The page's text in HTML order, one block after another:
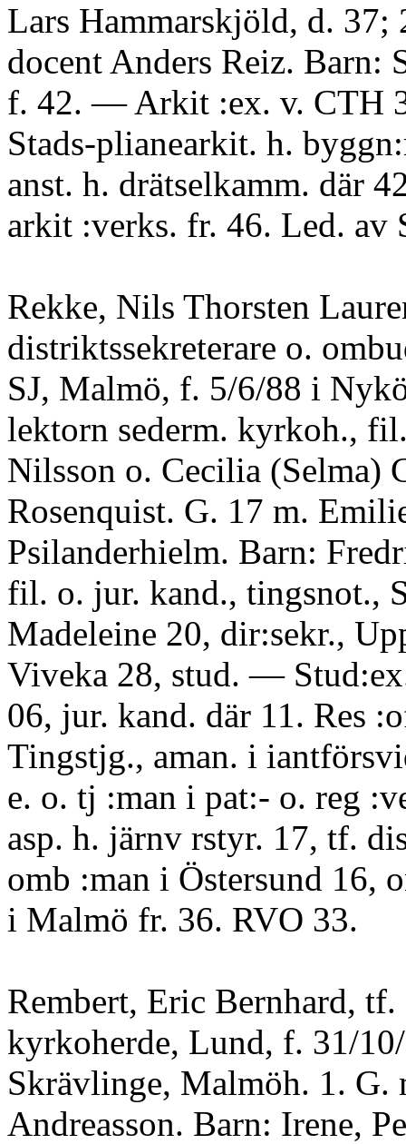
Lars Hammarskjöld, d. 37;
docent Anders Reiz. Barn:
f. 42. — Arkit :ex. v. CTH
Stads-plianearkit. h.
anst. h. drätselkamm. där
arkit :verks. fr. 46. Led. av
Rekke, Nils Thorsten
distriktssekreterare o.
SJ, Malmö, f. 5/6/88 i
lektorn sederm. kyrkoh.,
Nilsson o. Cecilia (Selma)
Rosenquist. G. 17 m.
Psilanderhielm. Barn:
fil. o. jur. kand., tingsnot.,
Madeleine 20, dir:sekr.,
Viveka 28, stud. —
06, jur. kand. där 11. Res
Tingstjg., aman. i
e. o. tj :man i pat:- o. reg
asp. h. järnv rstyr. 17, tf.
omb :man i Östersund 16,
i Malmö fr. 36. RVO 33.
Rembert, Eric Bernhard, tf.
kyrkoherde, Lund, f. 31/
Skrävlinge, Malmöh. 1. G.
Andreasson. Barn: Irene,